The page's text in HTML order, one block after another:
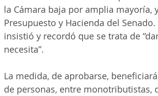
la Cámara baja por amplia mayoría,
Presupuesto y Hacienda del
insistió y recordó que se trata de
necesita”.
La medida, de aprobarse,
de personas, entre monotributistas,